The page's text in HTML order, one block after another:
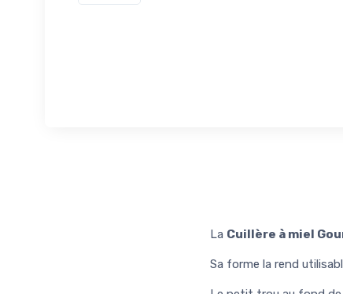
La Cuillère à miel
Sa forme la rend